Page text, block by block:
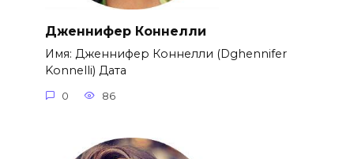
Дженнифер Коннелли
Имя: Дженнифер Коннелли (Dghennifer
Konnelli) Дата
0 86